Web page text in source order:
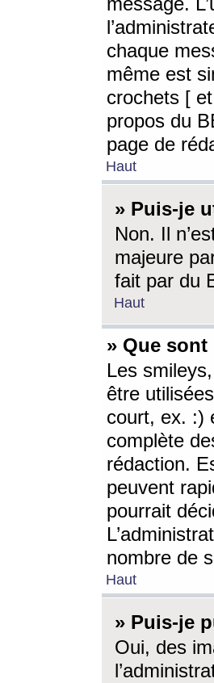
chaque
même est
crochets [
propos du
page de
Haut
» Puis-je
Non. Il
majeure
fait par du
Haut
» Que
Les
être
court, ex. :)
complète
rédaction.
peuvent
pourrait
nombre de
Haut
» Puis-je
Oui, des